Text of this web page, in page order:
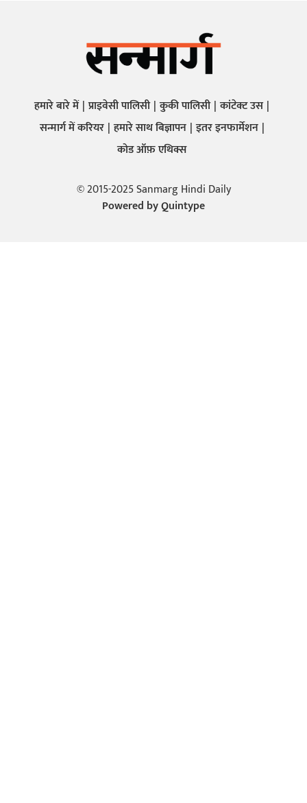
हमारे बारे में प्राइवेसी पालिसी कुकी पालिसी कांटेक्ट उस
सन्मार्ग में करियर हमारे साथ बिज्ञापन इतर इनफार्मेशन
कोड ऑफ़ एथिक्स
© 2015-2025 Sanmarg Hindi Daily
Powered byQuintype